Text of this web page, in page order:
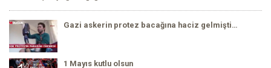
Gazi askerin protez bacağına haciz gelmişti…
1 Mayıs kutlu olsun